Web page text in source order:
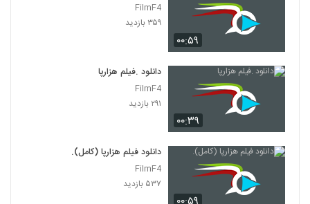
۰۰:۵۹
FilmF4
۳۵۹ بازدید
۰۰:۳۹
دانلود .فیلم هزارپا
FilmF4
۲۹۱ بازدید
دانلود فیلم هزارپا (کامل).
FilmF4
۵۳۷ بازدید